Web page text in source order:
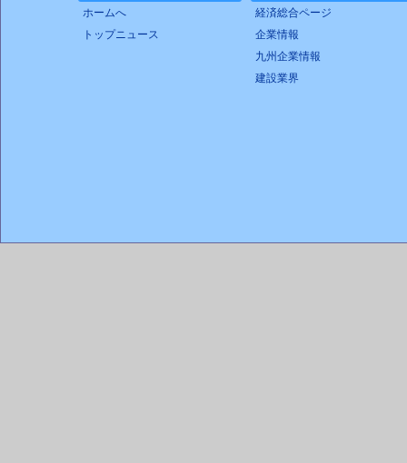
ホームへ
トップニュース
経済総合ページ
企業情報
九州企業情報
建設業界